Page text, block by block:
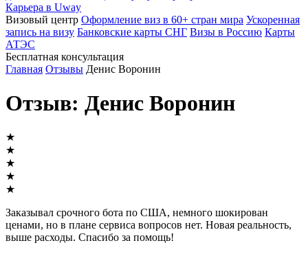
Карьера в Uway
Визовый центр Оформление виз в 60+ стран мира Ускоренная
запись на визу Банковские карты СНГ Визы в Россию Карты
АТЭС
Бесплатная консультация
Главная Отзывы Денис Воронин
Отзыв: Денис Воронин
★
★
★
★
★
Заказывал срочного бота по США, немного шокирован
ценами, но в плане сервиса вопросов нет. Новая реальность,
выше расходы. Спасибо за помощь!